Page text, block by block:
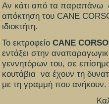
Αν κάτι από τα παραπάνω
απόκτηση του CANE
ιδιοκτήτη.
Το εκτροφείο CANE
εντάξει στην
γεννητόρων του, σε
κουτάβια να έχουν τη
με τη γραμμή που ανήκουν.